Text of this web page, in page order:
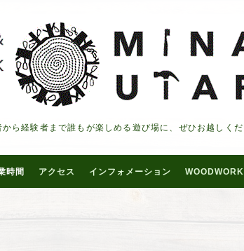
ら経験者まで誰もが楽しめる遊び場に、ぜひお越しくだ
時間 アクセス インフォメーション WOODWORK